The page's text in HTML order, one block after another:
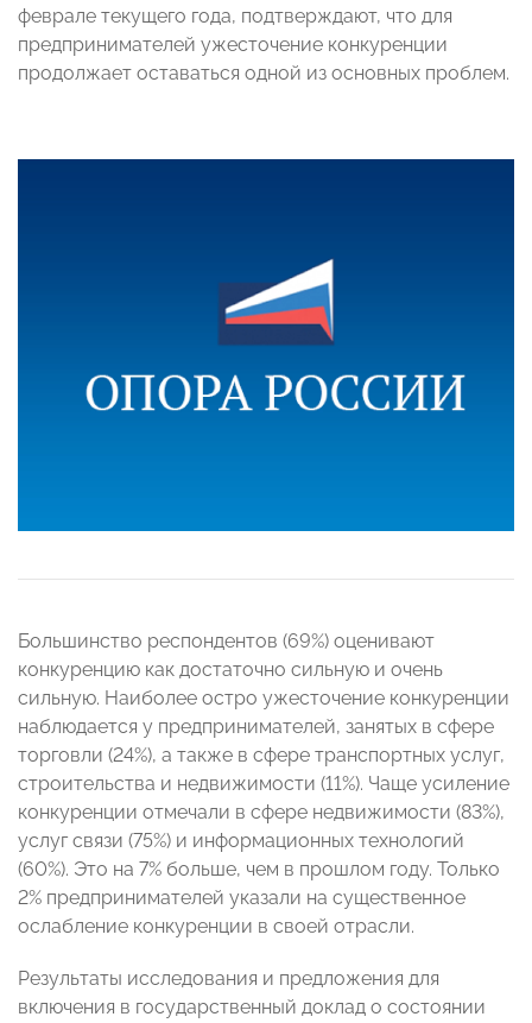
феврале текущего года, подтверждают, что для
предпринимателей ужесточение конкуренции
продолжает оставаться одной из основных проблем.
Большинство респондентов (69%) оценивают
конкуренцию как достаточно сильную и очень
сильную. Наиболее остро ужесточение конкуренции
наблюдается у предпринимателей, занятых в сфере
торговли (24%), а также в сфере транспортных услуг,
строительства и недвижимости (11%). Чаще усиление
конкуренции отмечали в сфере недвижимости (83%),
услуг связи (75%) и информационных технологий
(60%). Это на 7% больше, чем в прошлом году. Только
2% предпринимателей указали на существенное
ослабление конкуренции в своей отрасли.
Результаты исследования и предложения для
включения в государственный доклад о состоянии